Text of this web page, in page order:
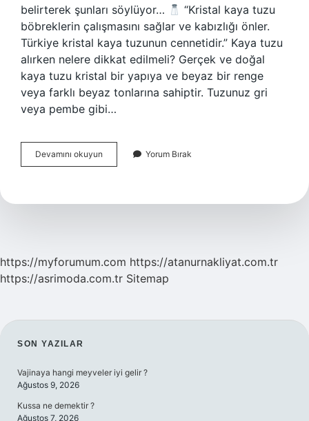
belirterek şunları söylüyor…
“Kristal kaya tuzu
böbreklerin çalışmasını sağlar ve kabızlığı önler.
Türkiye kristal kaya tuzunun cennetidir.” Kaya tuzu
alırken nelere dikkat edilmeli? Gerçek ve doğal
kaya tuzu kristal bir yapıya ve beyaz bir renge
veya farklı beyaz tonlarına sahiptir. Tuzunuz gri
veya pembe gibi…
Devamını okuyun
Kaya
Iyi
Yorum Bırak
https://myforumum.com https://atanurnakliyat.com.tr
https://asrimoda.com.tr Sitemap
SIDEBAR
SON YAZILAR
Vajinaya hangi meyveler iyi gelir ?
Ağustos 9, 2026
Kussa ne demektir ?
Ağustos 7, 2026